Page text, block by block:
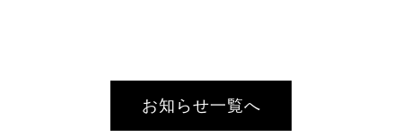
お知らせ一覧へ